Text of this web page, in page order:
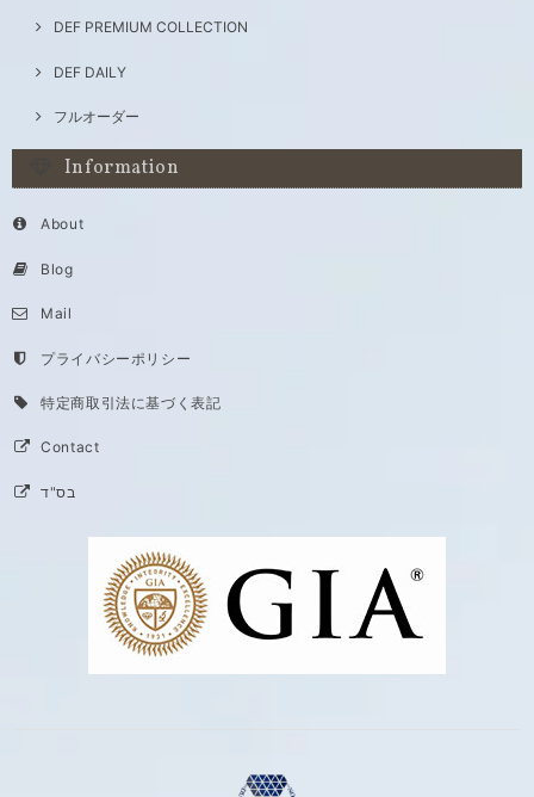
DEF PREMIUM COLLECTION
DEF DAILY
フルオーダー
Information
About
Blog
Mail
プライバシーポリシー
特定商取引法に基づく表記
Contact
בס"ד